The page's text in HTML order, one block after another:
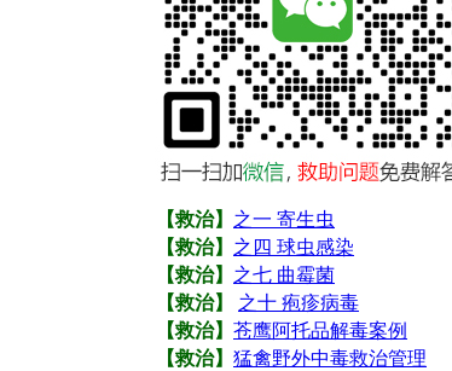
【救治】 之一 寄生虫
【救治】 之四 球虫感染
【救治】 之七 曲霉菌
【救治】 之十 疱疹病毒
【救治】 苍鹰阿托品解毒案例
【救治】 猛禽野外中毒救治管理